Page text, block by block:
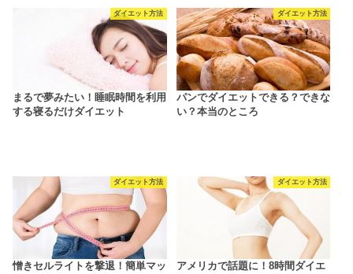
ダイエット方法
まるで夢みたい！睡眠時間を利用
する寝るだけダイエット
ダイエット方法
パンでダイエットできる？できな
い？本当のところ
ダイエット方法
憎きセルライトを撃退！簡単マッ
ダイエット方法
アメリカで話題に！8時間ダイエ